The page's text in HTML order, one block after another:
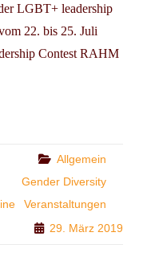
LGBT+ leadership
22. bis 25. Juli
Contest RAHM
Categories
Allgemein
Gender Diversity
Veranstaltungen
29. März 2019